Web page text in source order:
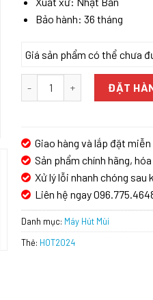
Bảo hành: 36 tháng
Giá sản phẩm có thể chưa
Máy hút mùi Panasonic FV-
ĐẶT
Giao hàng và lắp đặt
Sản phẩm chính hãng,
Xử lý lỗi nhanh chóng sau
Liên hệ ngay
Danh mục: Máy Hút Mùi
Thẻ: HOT2024